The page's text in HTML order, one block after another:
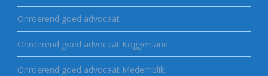
Onroerend goed advocaat
Onroerend goed advocaat Koggenland
Onroerend goed advocaat Medemblik